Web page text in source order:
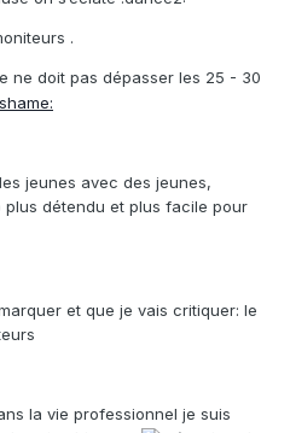
.
ne doit pas dépasser les 25 - 30
jeunes avec des jeunes,
détendu et plus facile pour
et que je vais critiquer: le
la vie professionnel je suis